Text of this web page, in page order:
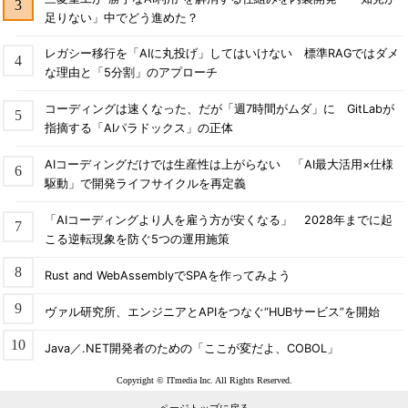
足りない」中でどう進めた？
レガシー移行を「AIに丸投げ」してはいけない 標準RAGではダメ
な理由と「5分割」のアプローチ
コーディングは速くなった、だが「週7時間がムダ」に GitLabが
指摘する「AIパラドックス」の正体
AIコーディングだけでは生産性は上がらない 「AI最大活用×仕様
駆動」で開発ライフサイクルを再定義
「AIコーディングより人を雇う方が安くなる」 2028年までに起
こる逆転現象を防ぐ5つの運用施策
Rust and WebAssemblyでSPAを作ってみよう
ヴァル研究所、エンジニアとAPIをつなぐ“HUBサービス”を開始
Java／.NET開発者のための「ここが変だよ、COBOL」
Copyright © ITmedia Inc. All Rights Reserved.